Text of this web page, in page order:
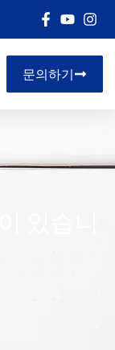
문의하기
있습니